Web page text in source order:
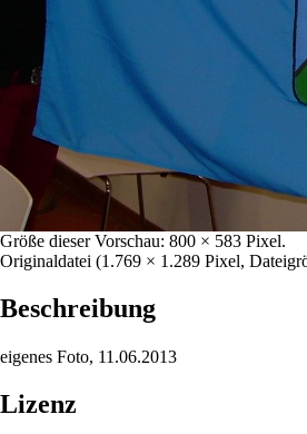
Größe dieser Vorschau: 800 × 583 Pixel.
Originaldatei (1.769 × 1.289 Pixel,
Beschreibung
eigenes Foto, 11.06.2013
Lizenz